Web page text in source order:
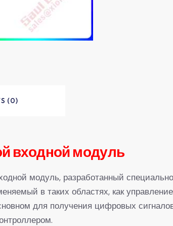
(0)
входной модуль
модуль, разработанный
в таких областях, как
для получения цифровых